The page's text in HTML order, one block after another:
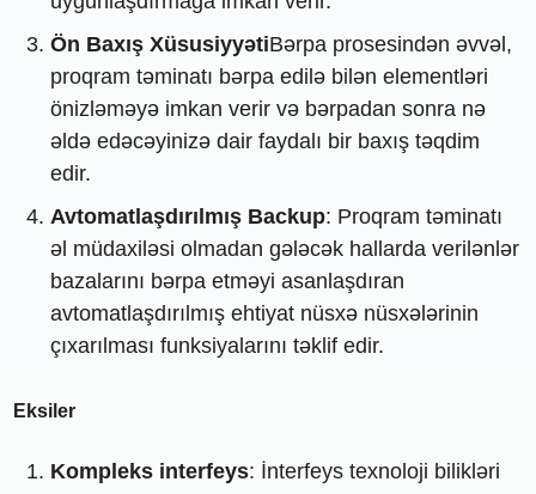
Ön Baxış XüsusiyyətiBərpa prosesindən əvvəl,
proqram təminatı bərpa edilə bilən elementləri
önizləməyə imkan verir və bərpadan sonra nə
əldə edəcəyinizə dair faydalı bir baxış təqdim
edir.
Avtomatlaşdırılmış Backup: Proqram təminatı
əl müdaxiləsi olmadan gələcək hallarda verilənlər
bazalarını bərpa etməyi asanlaşdıran
avtomatlaşdırılmış ehtiyat nüsxə nüsxələrinin
çıxarılması funksiyalarını təklif edir.
Eksiler
Kompleks interfeys: İnterfeys texnoloji bilikləri